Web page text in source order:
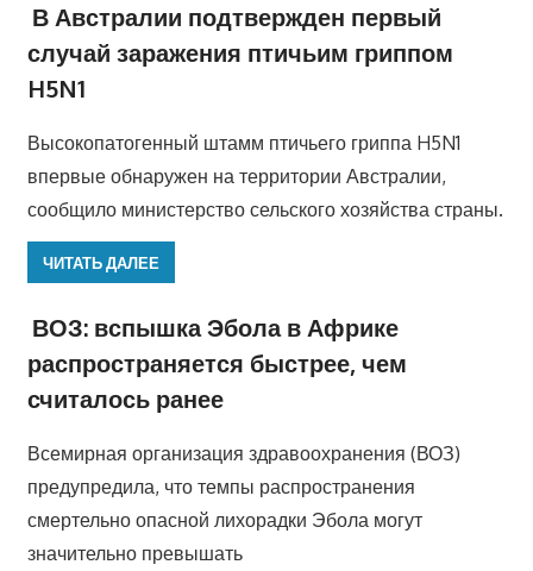
В Австралии подтвержден первый
случай заражения птичьим гриппом
H5N1
Высокопатогенный штамм птичьего гриппа H5N1
впервые обнаружен на территории Австралии,
сообщило министерство сельского хозяйства страны.
ЧИТАТЬ ДАЛЕЕ
ВОЗ: вспышка Эбола в Африке
распространяется быстрее, чем
считалось ранее
Всемирная организация здравоохранения (ВОЗ)
предупредила, что темпы распространения
смертельно опасной лихорадки Эбола могут
значительно превышать